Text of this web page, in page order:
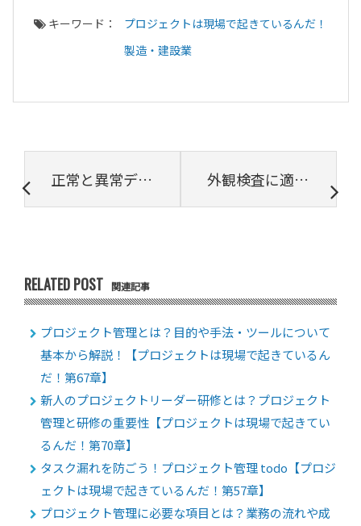
キーワード：
プロジェクトは現場で起きているんだ！
製造・建設業
正常と異常データを学習する異常検知(Vol.4) 外観検査に適したカメラとは？
RELATED POST 関連記事
プロジェクト管理とは？目的や手法・ツールについて
基本から解説！【プロジェクトは現場で起きているん
だ！第67章】
新人のプロジェクトリーダー研修とは？プロジェクト
管理と研修の重要性【プロジェクトは現場で起きてい
るんだ！第70章】
タスク漏れを防ごう！プロジェクト管理 todo【プロジ
ェクトは現場で起きているんだ！第57章】
プロジェクト管理に必要な項目とは？業務の流れや成